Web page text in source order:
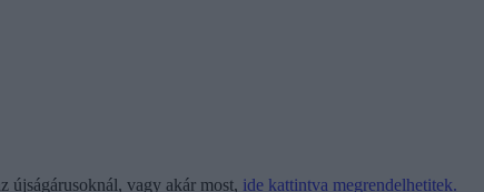
újságárusoknál, vagy akár most, ide kattintva megrendelhetitek.